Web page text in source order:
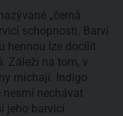
„černá
schopnosti. Barví
hennou lze docílit
Záleží na tom, v
míchají. Indigo
nesmí nechávat
jeho barvicí